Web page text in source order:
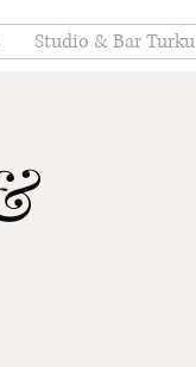
Studio & Bar Turku